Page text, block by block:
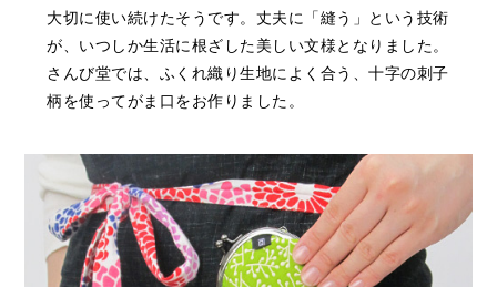
大切に使い続けたそうです。丈夫に「縫う」という技術
が、いつしか生活に根ざした美しい文様となりました。
さんび堂では、ふくれ織り生地によく合う、十字の刺子
柄を使ってがま口をお作りました。